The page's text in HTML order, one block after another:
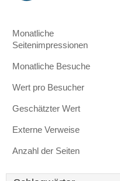
Monatliche
Seitenimpressionen
Monatliche Besuche
Wert pro Besucher
Geschätzter Wert
Externe Verweise
Anzahl der Seiten